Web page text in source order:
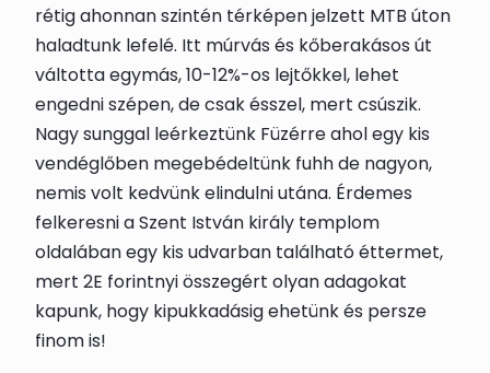
rétig ahonnan szintén térképen jelzett MTB úton
haladtunk lefelé. Itt múrvás és kőberakásos út
váltotta egymás, 10-12%-os lejtőkkel, lehet
engedni szépen, de csak ésszel, mert csúszik.
Nagy sunggal leérkeztünk Füzérre ahol egy kis
vendéglőben megebédeltünk fuhh de nagyon,
nemis volt kedvünk elindulni utána. Érdemes
felkeresni a Szent István király templom
oldalában egy kis udvarban található éttermet,
mert 2E forintnyi összegért olyan adagokat
kapunk, hogy kipukkadásig ehetünk és persze
finom is!